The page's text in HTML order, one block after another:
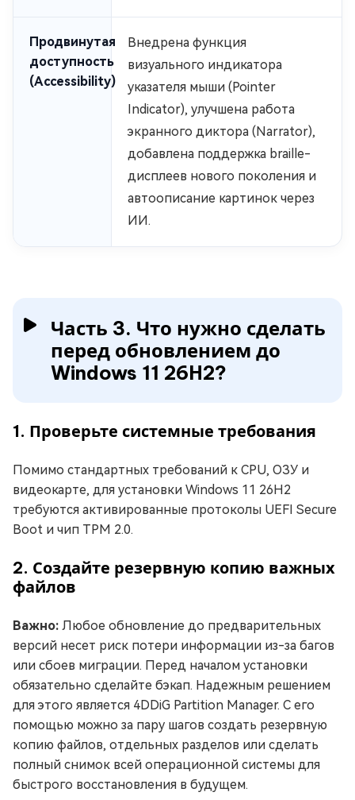
Продвинутая
доступность
(Accessibility)
Внедрена функция
визуального индикатора
указателя мыши (Pointer
Indicator), улучшена работа
экранного диктора (Narrator),
добавлена поддержка braille-
дисплеев нового поколения и
автоописание картинок через
ИИ.
Часть 3. Что нужно сделать
перед обновлением до
Windows 11 26H2?
1. Проверьте системные требования
Помимо стандартных требований к CPU, ОЗУ и
видеокарте, для установки Windows 11 26H2
требуются активированные протоколы UEFI Secure
Boot и чип TPM 2.0.
2. Создайте резервную копию важных
файлов
Важно: Любое обновление до предварительных
версий несет риск потери информации из-за багов
или сбоев миграции. Перед началом установки
обязательно сделайте бэкап. Надежным решением
для этого является 4DDiG Partition Manager. С его
помощью можно за пару шагов создать резервную
копию файлов, отдельных разделов или сделать
полный снимок всей операционной системы для
быстрого восстановления в будущем.